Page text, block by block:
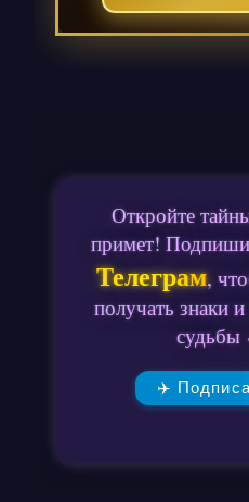
Откройте
примет!
Телеграм,
получать знаки
судьбы
✈️